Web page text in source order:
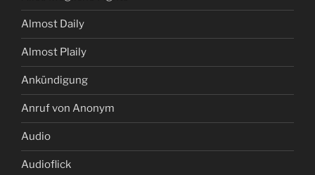
Almost Daily
Almost Plaily
Ankündigung
Anruf von Anonym
Audio
Audioflick